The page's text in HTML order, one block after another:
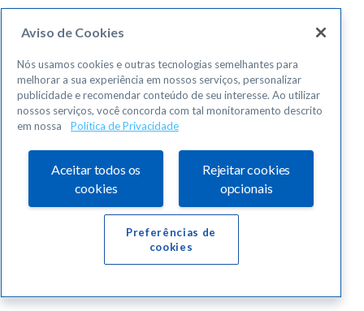
Aviso de Cookies
Nós usamos cookies e outras tecnologias semelhantes para
melhorar a sua experiência em nossos serviços, personalizar
publicidade e recomendar conteúdo de seu interesse. Ao utilizar
nossos serviços, você concorda com tal monitoramento descrito
em nossa
Política de Privacidade
Aceitar todos os
cookies
Rejeitar cookies
opcionais
Preferências de
cookies